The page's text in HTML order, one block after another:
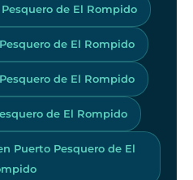
de El Rompido
de El Rompido
de El Rompido
de El Rompido
Puerto Pesquero de El